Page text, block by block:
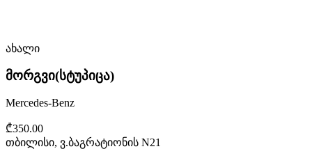
ახალი
მორგვი(სტუპიცა)
Mercedes-Benz
₾350.00
თბილისი, ვ.ბაგრატიონის N21